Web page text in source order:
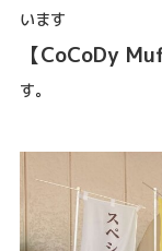
います
【CoCoDy
す。